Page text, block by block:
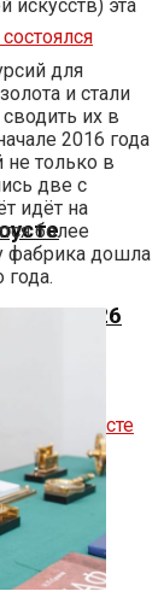
2026
искусств) эта
для
и стали
их в
2016 года
не только в
две с
идёт на
более
фабрика дошла